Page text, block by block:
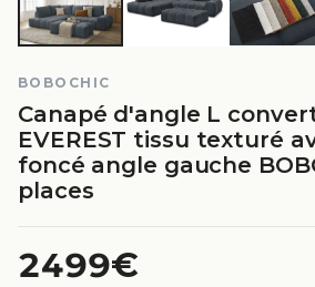
BOBOCHIC
Canapé d'angle L
EVEREST tissu texturé
foncé angle gauche
places
2499€